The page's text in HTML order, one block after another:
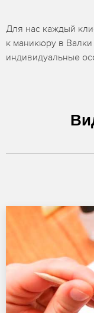
Для нас каждый
к маникюру в Валки
индивидуальные